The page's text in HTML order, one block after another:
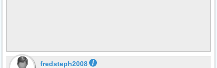
fredsteph2008